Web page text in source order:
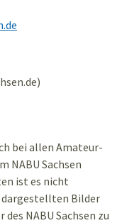
bei allen Amateur-
NABU Sachsen
ist es nicht
Bilder
NABU Sachsen zu